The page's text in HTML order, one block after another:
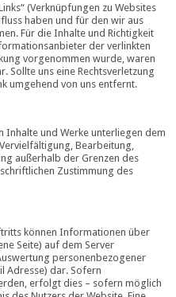
(Verknüpfungen zu Websites
haben und für den wir aus
Für die Inhalte und Richtigkeit
der verlinkten
vorgenommen wurde, waren
Sollte uns eine Rechtsverletzung
umgehend von uns entfernt.
und Werke unterliegen dem
Bearbeitung,
außerhalb der Grenzen des
Zustimmung des
können Informationen über
Seite) auf dem Server
personenbezogener
Adresse) dar. Sofern
erfolgt dies – sofern möglich